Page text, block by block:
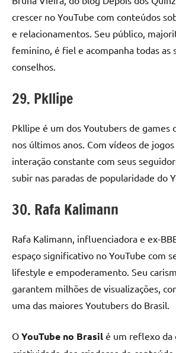
crescer no YouTube com conteúdos
e relacionamentos. Seu público,
feminino, é fiel e acompanha todas as
conselhos.
29. Pkllipe
Pkllipe é um dos Youtubers de games
nos últimos anos. Com vídeos de
interação constante com seus
subir nas paradas de popularidade do
30. Rafa Kalimann
Rafa Kalimann, influenciadora e ex-
espaço significativo no YouTube com
lifestyle e empoderamento. Seu
garantem milhões de visualizações,
uma das maiores Youtubers do Brasil.
O YouTube no Brasil é um reflexo da